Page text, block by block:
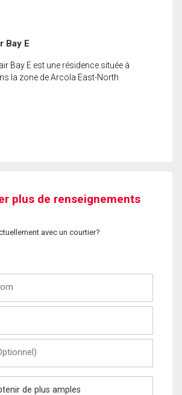
Bay E
Bay E est une résidence située à
la zone de Arcola East-North
plus de renseignements
avec un courtier?